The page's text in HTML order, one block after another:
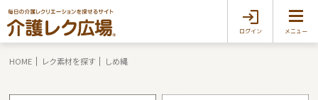
ログイン メニュー
HOME レク素材を探す しめ縄